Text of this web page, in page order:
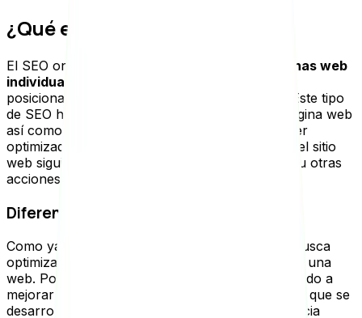
¿Qué es el SEO On Page?
El SEO on page consiste en
optimizar las páginas web
individualmente
posicionamiento en los motores de búsqueda. Este tipo
de SEO hace referencia al contenido de una página web
así como al código fuente HTML que pueden ser
optimizados. El objetivo es optimizar al máximo el sitio
web siguiendo las recomendaciones de Google u otras
acciones o prácticas que pueden ser efectivas.
Diferencia entre seo on page y off page
Como ya hemos mencionado, el SEO on page busca
optimizar los elementos internos que configuran una
web. Por otro lado, el SEO off page, está enfocado a
mejorar y gestionar de forma eficaz las acciones que se
desarrollan fuera de la página. Esta es la diferencia